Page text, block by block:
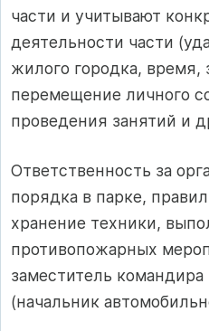
части и учитывают
деятельности части
жилого городка, время,
перемещение личного
проведения занятий и
Ответственность за
порядка в парке,
хранение техники,
противопожарных
заместитель
(начальник